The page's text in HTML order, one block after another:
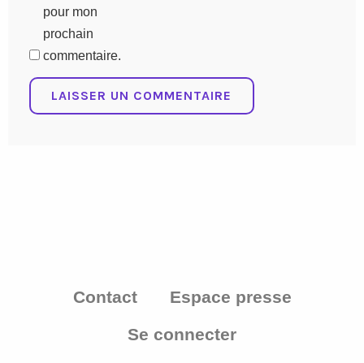
pour mon
prochain
commentaire.
Contact
Espace presse
Se connecter